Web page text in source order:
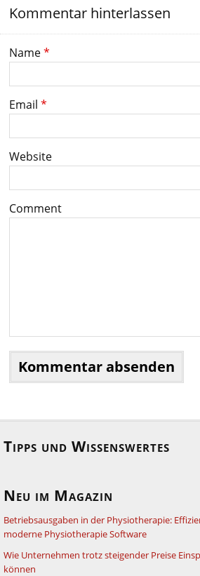
Kommentar hinterlassen
Name*
Email *
Website
Comment
Tipps und Wissenswertes
Neu im Magazin
Betriebsausgaben in der Physiotherapie:
moderne Physiotherapie Software
Wie Unternehmen trotz steigender Preise
können